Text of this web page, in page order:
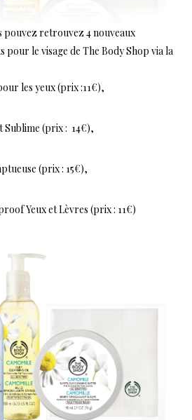
pouvez retrouvez 4 nouveaux
pour le visage de The Body Shop via la
les yeux (prix :11€),
Sublime (prix : 14€),
(prix : 15€),
Yeux et Lèvres (prix : 11€)